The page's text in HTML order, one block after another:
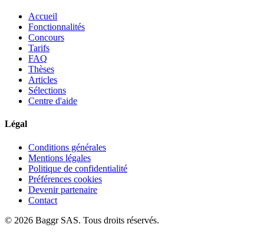
Accueil
Fonctionnalités
Concours
Tarifs
FAQ
Thèses
Articles
Sélections
Centre d'aide
Légal
Conditions générales
Mentions légales
Politique de confidentialité
Préférences cookies
Devenir partenaire
Contact
© 2026 Baggr SAS. Tous droits réservés.